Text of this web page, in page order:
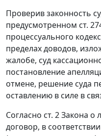
Проверив законность
предусмотренном ст.
процессуального
пределах доводов,
жалобе, суд
постановление
отмене, решение суда
оставлению в силе в
Согласно ст. 2 Закона о
договор, в